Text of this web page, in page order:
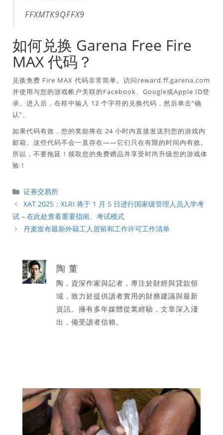
FFXMTK9QFFX9
如何兑换 Garena Free Fire
MAX 代码？
兑换免费 Fire MAX 代码非常简单。访问reward.ff.garena.com
并使用与您的游戏帐户关联的Facebook、Google或Apple ID登
录。进入后，在框中输入 12 个字符的兑换代码，然后单击“确
认”。
如果代码有效，您的奖励将在 24 小时内直接发送到您的游戏内
邮箱。这些代码不会一直存在——它们只在有限的时间内有效。
所以，不要拖延！领取您的免费赠品并享受时尚升级您的游戏体
验！
分
類
证券交易所
XAT 2025：XLRI 将于 1 月 5 日进行国家级管理人员入学考
试 – 在此处查看重要指南、考试模式
丹麦发布最新外籍工人居留和工作许可工作清单
陶 董
陶，資深作家與記者，專注於財經與貸款領
域，致力於提供讀者實用的財務建議與最新
資訊。擁有多年媒體從業經驗，文章深入淺
出，備受讀者信賴。